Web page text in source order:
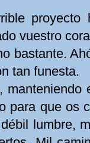
proyecto
vuestro
bastante.
tan funesta.
manteniendo
para que os
lumbre,